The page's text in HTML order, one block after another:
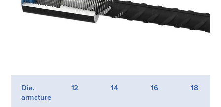
Dia.
armature
12 14 16 18